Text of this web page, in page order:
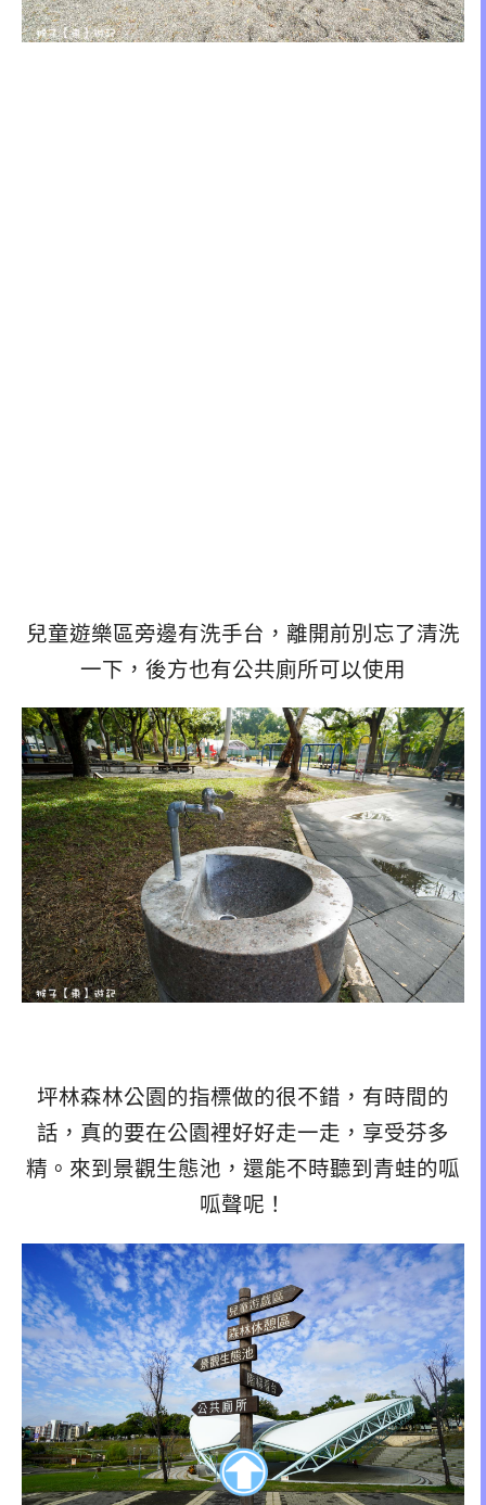
兒童遊樂區旁邊有洗手台，離開前別忘了清洗
一下，後方也有公共廁所可以使用
坪林森林公園的指標做的很不錯，有時間的
話，真的要在公園裡好好走一走，享受芬多
精。來到景觀生態池，還能不時聽到青蛙的呱
呱聲呢！